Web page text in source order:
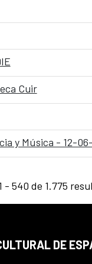
Cuir
y Música - 12-
540 de 1.775
DE